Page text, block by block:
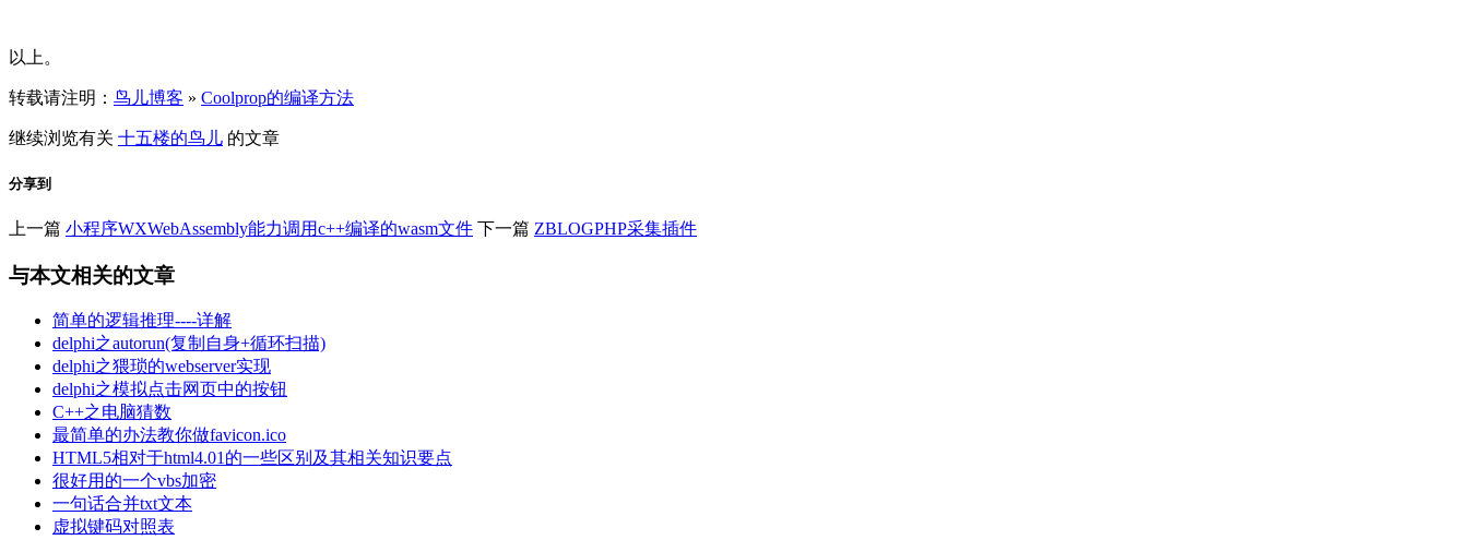
以上。
转载请注明： 鸟儿博客 » Coolprop的编译方法
继续浏览有关 十五楼的鸟儿 的文章
分享到
上一篇 小程序WXWebAssembly能力调用c++编译的wasm文件 下一篇 ZBLOGPHP采集插件
与本文相关的文章
简单的逻辑推理----详解
delphi之autorun(复制自身+循环扫描)
delphi之猥琐的webserver实现
delphi之模拟点击网页中的按钮
C++之电脑猜数
最简单的办法教你做favicon.ico
HTML5相对于html4.01的一些区别及其相关知识要点
很好用的一个vbs加密
一句话合并txt文本
虚拟键码对照表